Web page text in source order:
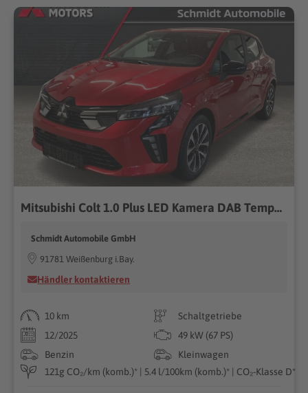
Mitsubishi Colt 1.0 Plus LED Kamera DAB Tempomat Klima Touch
Schmidt Automobile GmbH
91781 Weißenburg i.Bay.
Händler kontaktieren
10 km
Schaltgetriebe
12/2025
49 kW (67 PS)
Benzin
Kleinwagen
121g CO₂/km (komb.)* | 5.4 l/100km (komb.)* | CO₂-Klasse D*